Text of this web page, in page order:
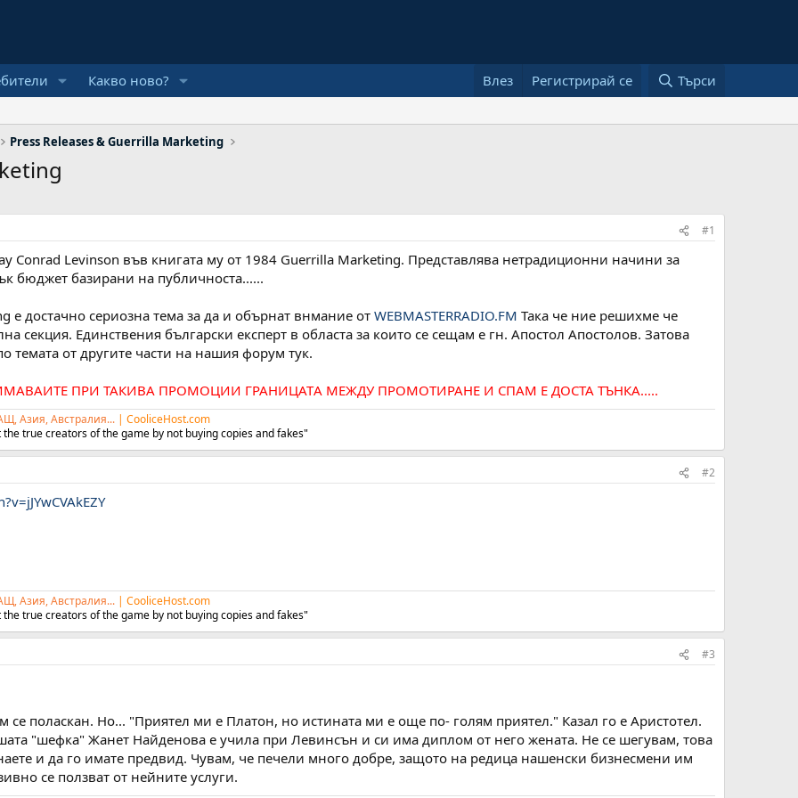
Какво ново? Влез Регистрирай се Търси
Press Releases & Guerrilla Marketing
#1
Conrad Levinson във книгата му от 1984 Guerrilla Marketing. Представлява нетрадиционни начини за
бюджет базирани на публичноста......
е достачно сериозна тема за да и обърнат внмание от WEBMASTERRADIO.FM Така че ние решихме че
секция. Единствения български експерт в областа за които се сещам е гн. Апостол Апостолов. Затова
темата от другите части на нашия форум тук.
ПРИ ТАКИВА ПРОМОЦИИ ГРАНИЦАТA МЕЖДУ ПРОМОТИРАНЕ И СПАМ Е ДОСТА ТЪНКА.....
Азия, Австралия... | CooliceHost.com
true creators of the game by not buying copies and fakes"
#2
Азия, Австралия... | CooliceHost.com
true creators of the game by not buying copies and fakes"
#3
се поласкан. Но... "Приятел ми е Платон, но истината ми е още по- голям приятел." Казал го е Аристотел.
"шефка" Жанет Найденова е учила при Левинсън и си има диплом от него жената. Не се шегувам, това
и да го имате предвид. Чувам, че печели много добре, защото на редица нашенски бизнесмени им
се ползват от нейните услуги.